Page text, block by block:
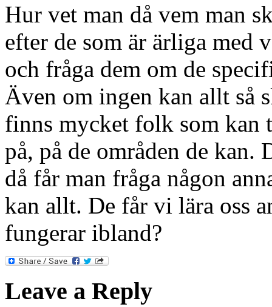
Hur vet man då vem man
efter de som är ärliga med
och fråga dem om de
Även om ingen kan allt så
finns mycket folk som kan
på, på de områden de kan.
då får man fråga någon
kan allt. De får vi lära oss
fungerar ibland?
Leave a Reply